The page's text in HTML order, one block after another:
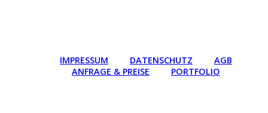
IMPRESSUM DATENSCHUTZ
AGB
ANFRAGE & PREISE
PORTFOLIO